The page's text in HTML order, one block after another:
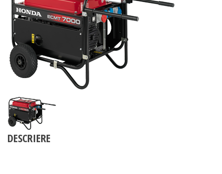
DESCRIERE